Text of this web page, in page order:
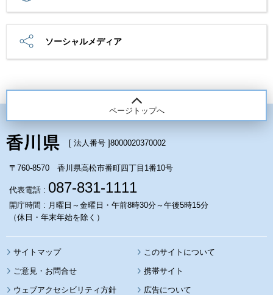
ソーシャルメディア
ページトップへ
[ 法人番号 ]8000020370002
〒760-8570 香川県高松市番町四丁目1番10号
代表電話 : 087-831-1111
開庁時間 : 月曜日～金曜日・午前8時30分～午後5時15分
（休日・年末年始を除く）
サイトマップ このサイトについて
携帯サイト
ウェブアクセシビリティ方針 広告について